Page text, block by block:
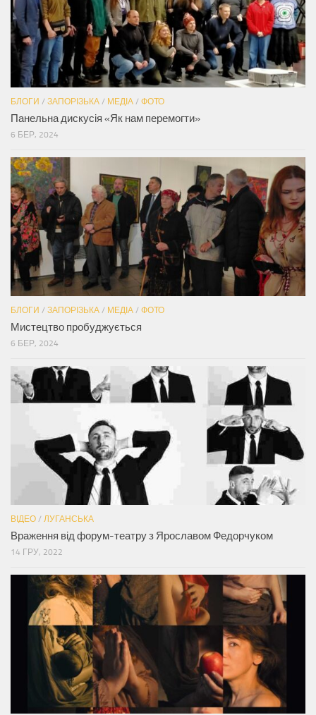
БЛОГИ / ЗАПОРІЗЬКА / МЕДІА / ФОТО
Панельна дискусія «Як нам перемогти»
6 БЕР, 2024
БЛОГИ / ЗАПОРІЗЬКА / МЕДІА / ФОТО
Мистецтво пробуджується
6 БЕР, 2024
ВІДЕО / ЛУГАНСЬКА
Враження від форум-театру з Ярославом Федорчуком
14 ГРУ, 2022